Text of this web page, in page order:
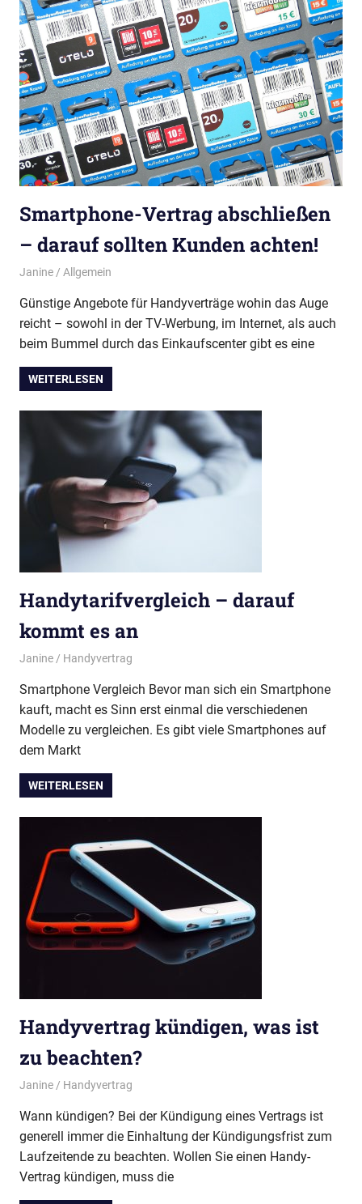
Smartphone-Vertrag abschließen
– darauf sollten Kunden achten!
11. März 2020
Janine Allgemein
Günstige Angebote für Handyverträge wohin das Auge
reicht – sowohl in der TV-Werbung, im Internet, als auch
beim Bummel durch das Einkaufscenter gibt es eine
WEITERLESEN
Handytarifvergleich – darauf
kommt es an
15. April 2019
Janine Handyvertrag
Smartphone Vergleich Bevor man sich ein Smartphone
kauft, macht es Sinn erst einmal die verschiedenen
Modelle zu vergleichen. Es gibt viele Smartphones auf
dem Markt
WEITERLESEN
Handyvertrag kündigen, was ist
zu beachten?
26. Januar 2018
Janine Handyvertrag
Wann kündigen? Bei der Kündigung eines Vertrags ist
generell immer die Einhaltung der Kündigungsfrist zum
Laufzeitende zu beachten. Wollen Sie einen Handy-
Vertrag kündigen, muss die